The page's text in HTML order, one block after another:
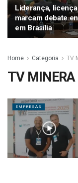
Liderança,
marcam debate
em Brasília
Home Categoria TV
TV MINERA
EMPRESAS